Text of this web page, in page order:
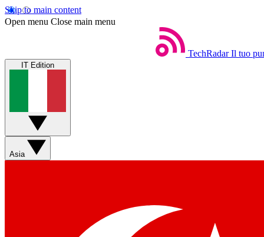
Skip to main content
Open menu Close main menu
TechRadar Il tuo
IT Edition
Asia